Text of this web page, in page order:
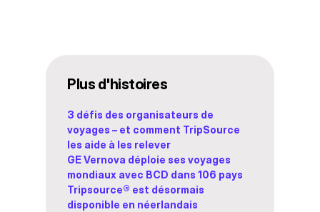
Plus d'histoires
3 défis des organisateurs de
voyages – et comment TripSource
les aide à les relever
GE Vernova déploie ses voyages
mondiaux avec BCD dans 106 pays
Tripsource® est désormais
disponible en néerlandais